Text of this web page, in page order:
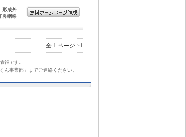
成外
咽喉
全 1 ページ >1
報です。
ん事業部」までご連絡ください。